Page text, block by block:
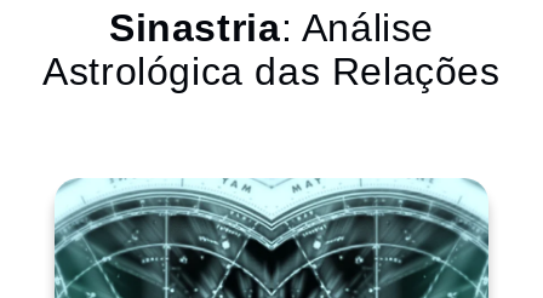
Sinastria: Análise
Astrológica das Relações